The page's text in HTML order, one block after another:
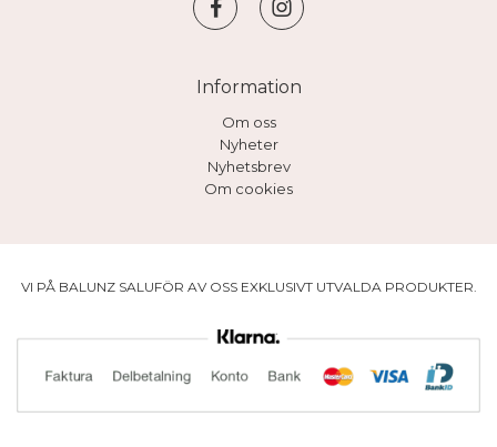
Information
Om oss
Nyheter
Nyhetsbrev
Om cookies
VI PÅ BALUNZ SALUFÖR AV OSS EXKLUSIVT UTVALDA PRODUKTER.